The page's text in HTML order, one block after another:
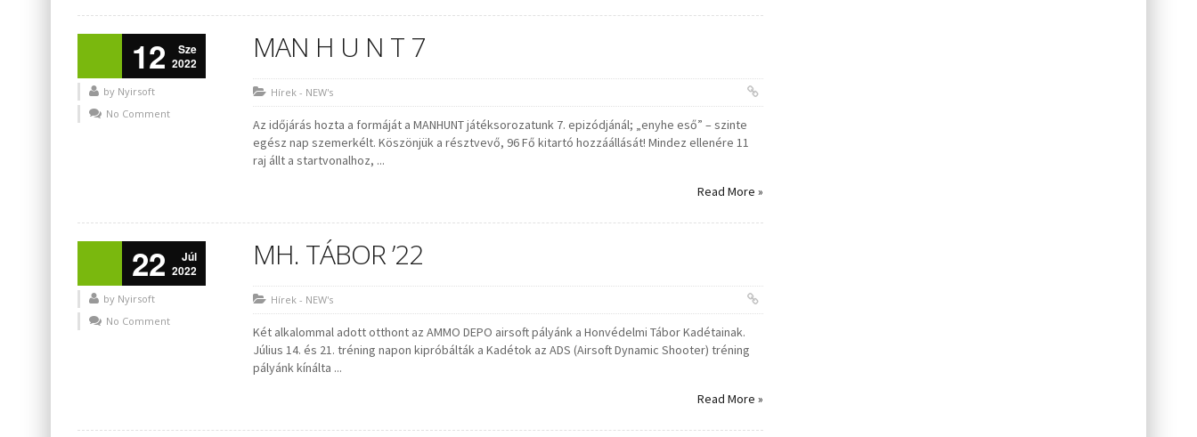
12
Sze
2022
by Nyirsoft
No Comment
MAN H U N T 7
Hírek - NEW's
Az időjárás hozta a formáját a MANHUNT játéksorozatunk 7. epizódjánál; „enyhe eső” – szinte
egész nap szemerkélt. Köszönjük a résztvevő, 96 Fő kitartó hozzáállását! Mindez ellenére 11
raj állt a startvonalhoz, ...
Read More »
22
Júl
2022
by Nyirsoft
No Comment
MH. TÁBOR ’22
Hírek - NEW's
Két alkalommal adott otthont az AMMO DEPO airsoft pályánk a Honvédelmi Tábor Kadétainak.
Július 14. és 21. tréning napon kipróbálták a Kadétok az ADS (Airsoft Dynamic Shooter) tréning
pályánk kínálta ...
Read More »